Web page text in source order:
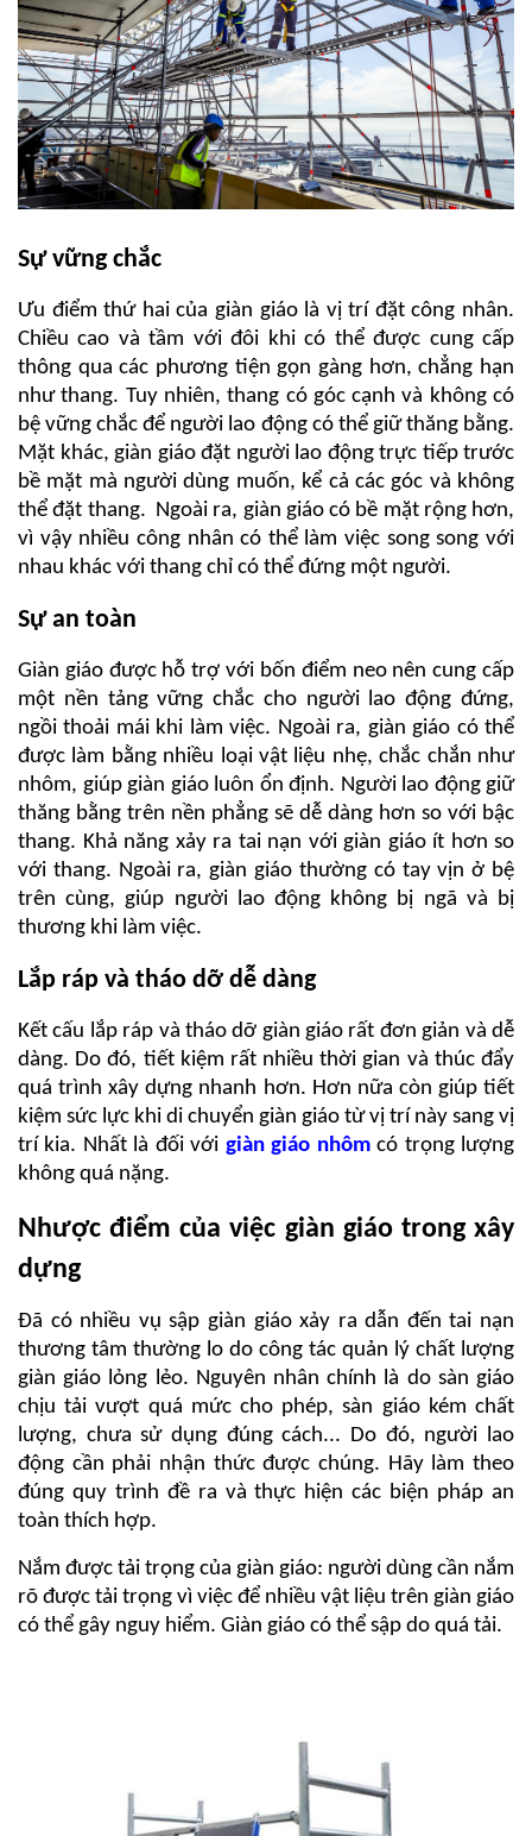
Sự vững chắc
Ưu điểm thứ hai của giàn giáo là vị trí đặt công nhân.
Chiều cao và tầm với đôi khi có thể được cung cấp
thông qua các phương tiện gọn gàng hơn, chẳng hạn
như thang. Tuy nhiên, thang có góc cạnh và không có
bệ vững chắc để người lao động có thể giữ thăng bằng.
Mặt khác, giàn giáo đặt người lao động trực tiếp trước
bề mặt mà người dùng muốn, kể cả các góc và không
thể đặt thang. Ngoài ra, giàn giáo có bề mặt rộng hơn,
vì vậy nhiều công nhân có thể làm việc song song với
nhau khác với thang chỉ có thể đứng một người.
Sự an toàn
Giàn giáo được hỗ trợ với bốn điểm neo nên cung cấp
một nền tảng vững chắc cho người lao động đứng,
ngồi thoải mái khi làm việc. Ngoài ra, giàn giáo có thể
được làm bằng nhiều loại vật liệu nhẹ, chắc chắn như
nhôm, giúp giàn giáo luôn ổn định. Người lao động giữ
thăng bằng trên nền phẳng sẽ dễ dàng hơn so với bậc
thang. Khả năng xảy ra tai nạn với giàn giáo ít hơn so
với thang. Ngoài ra, giàn giáo thường có tay vịn ở bệ
trên cùng, giúp người lao động không bị ngã và bị
thương khi làm việc.
Lắp ráp và tháo dỡ dễ dàng
Kết cấu lắp ráp và tháo dỡ giàn giáo rất đơn giản và dễ
dàng. Do đó, tiết kiệm rất nhiều thời gian và thúc đẩy
quá trình xây dựng nhanh hơn. Hơn nữa còn giúp tiết
kiệm sức lực khi di chuyển giàn giáo từ vị trí này sang vị
trí kia. Nhất là đối với giàn giáo nhômcó trọng lượng
không quá nặng.
Nhược điểm của việc giàn giáo trong xây
dựng
Đã có nhiều vụ sập giàn giáo xảy ra dẫn đến tai nạn
thương tâm thường lo do công tác quản lý chất lượng
giàn giáo lỏng lẻo. Nguyên nhân chính là do sàn giáo
chịu tải vượt quá mức cho phép, sàn giáo kém chất
lượng, chưa sử dụng đúng cách... Do đó, người lao
động cần phải nhận thức được chúng. Hãy làm theo
đúng quy trình đề ra và thực hiện các biện pháp an
toàn thích hợp.
Nắm được tải trọng của giàn giáo: người dùng cần nắm
rõ được tải trọng vì việc để nhiều vật liệu trên giàn giáo
có thể gây nguy hiểm. Giàn giáo có thể sập do quá tải.